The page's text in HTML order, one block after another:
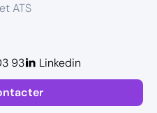
ATS
93 Linkedin